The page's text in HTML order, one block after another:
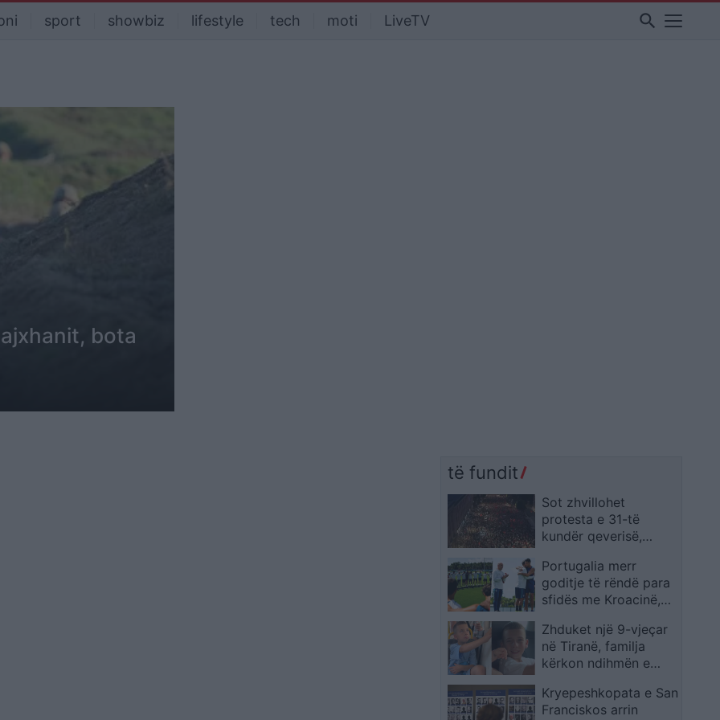
sport showbiz lifestyle tech moti LiveTV search
bota
të fundit
Sot zhvillohet
protesta e 31-të
kundër qeverisë,
largimin e
panegociueshëm të
Edi Ramës
Portugalia merr
goditje të rëndë para
sfidës me Kroacinë,
largohet pas vdekjes
së babait
Zhduket një 9-vjeçar
në Tiranë, familja
kërkon ndihmën e
gjetur
Kryepeshkopata e San
Franciskos arrin